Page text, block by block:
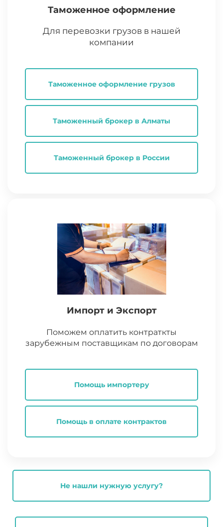
Таможенное оформление
Для перевозки грузов в нашей
компании
Таможенное оформление грузов
Таможенный брокер в Алматы
Таможенный брокер в России
Импорт и Экспорт
Поможем оплатить контраткты
зарубежным поставщикам по договорам
Помощь импортеру
Помощь в оплате контрактов
Не нашли нужную услугу?